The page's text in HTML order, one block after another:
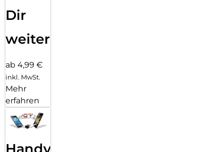
Dir
weiter
ab 4,99 €
inkl. MwSt.
Mehr
erfahren